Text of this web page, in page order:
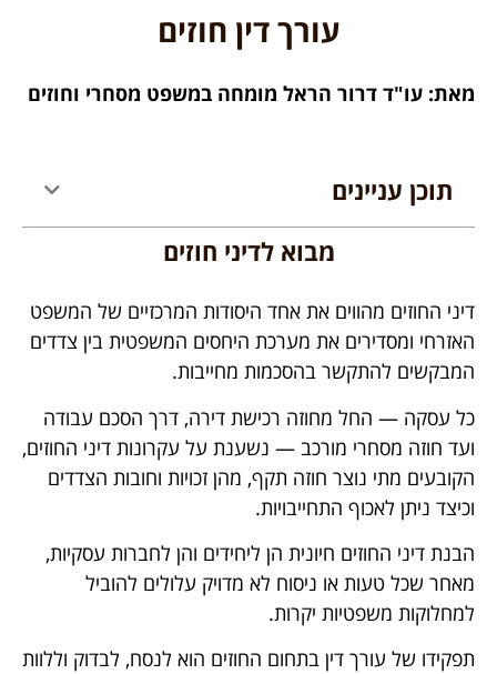
עורך דין חוזים
מאת: עו"ד דרור הראל מומחה במשפט מסחרי וחוזים
תוכן עניינים
מבוא לדיני חוזים
דיני החוזים מהווים את אחד היסודות המרכזיים של המשפט
האזרחי ומסדירים את מערכת היחסים המשפטית בין צדדים
המבקשים להתקשר בהסכמות מחייבות.
כל עסקה — החל מחוזה רכישת דירה, דרך הסכם עבודה
ועד חוזה מסחרי מורכב — נשענת על עקרונות דיני החוזים,
הקובעים מתי נוצר חוזה תקף, מהן זכויות וחובות הצדדים
וכיצד ניתן לאכוף התחייבויות.
הבנת דיני החוזים חיונית הן ליחידים והן לחברות עסקיות,
מאחר שכל טעות או ניסוח לא מדויק עלולים להוביל
למחלוקות משפטיות יקרות.
תפקידו של עורך דין בתחום החוזים הוא לנסח, לבדוק וללוות